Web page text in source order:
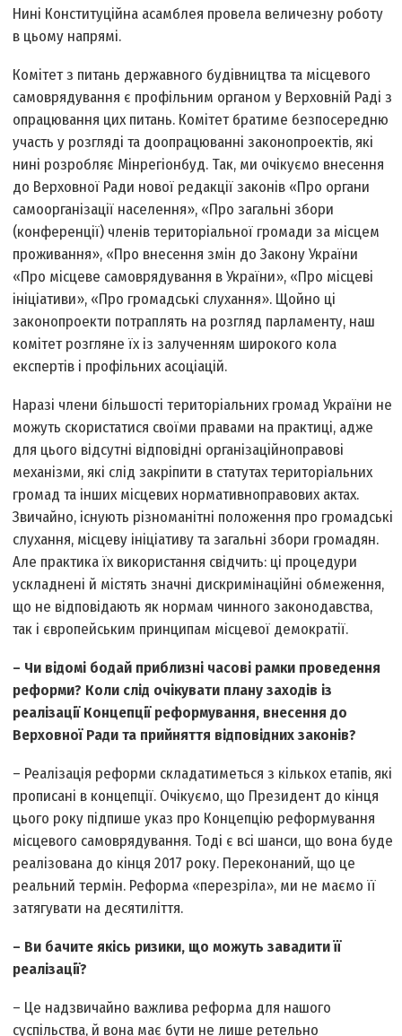
Нині Конституційна асамблея провела величезну роботу
в цьому напрямі.
Комітет з питань державного будівництва та місцевого
самоврядування є профільним органом у Верховній Раді з
опрацювання цих питань. Комітет братиме безпосередню
участь у розгляді та доопрацюванні законопроектів, які
нині розробляє Мінрегіонбуд. Так, ми очікуємо внесення
до Верховної Ради нової редакції законів «Про органи
самоорганізації населення», «Про загальні збори
(конференції) членів територіальної громади за місцем
проживання», «Про внесення змін до Закону України
«Про місцеве самоврядування в України», «Про місцеві
ініціативи», «Про громадські слухання». Щойно ці
законопроекти потраплять на розгляд парламенту, наш
комітет розгляне їх із залученням широкого кола
експертів і профільних асоціацій.
Наразі члени більшості територіальних громад України не
можуть скористатися своїми правами на практиці, адже
для цього відсутні відповідні організаційно­правові
механізми, які слід закріпити в статутах територіальних
громад та інших місцевих нормативно­правових актах.
Звичайно, існують різноманітні положення про громадські
слухання, місцеву ініціативу та загальні збори громадян.
Але практика їх використання свідчить: ці процедури
ускладнені й містять значні дискримінаційні обмеження,
що не відповідають як нормам чинного законодавства,
так і європейським принципам місцевої демократії.
– Чи відомі бодай приблизні часові рамки проведення
реформи? Коли слід очікувати плану заходів із
реалізації Концепції реформування, внесення до
Верховної Ради та прийняття відповідних законів?
– Реалізація реформи складатиметься з кількох етапів, які
прописані в концепції. Очікуємо, що Президент до кінця
цього року підпише указ про Концепцію реформування
місцевого самоврядування. Тоді є всі шанси, що вона буде
реалізована до кінця 2017 року. Переконаний, що це
реальний термін. Реформа «перезріла», ми не маємо її
затягувати на десятиліття.
– Ви бачите якісь ризики, що можуть завадити її
реалізації?
– Це надзвичайно важлива реформа для нашого
суспільства, й вона має бути не лише ретельно